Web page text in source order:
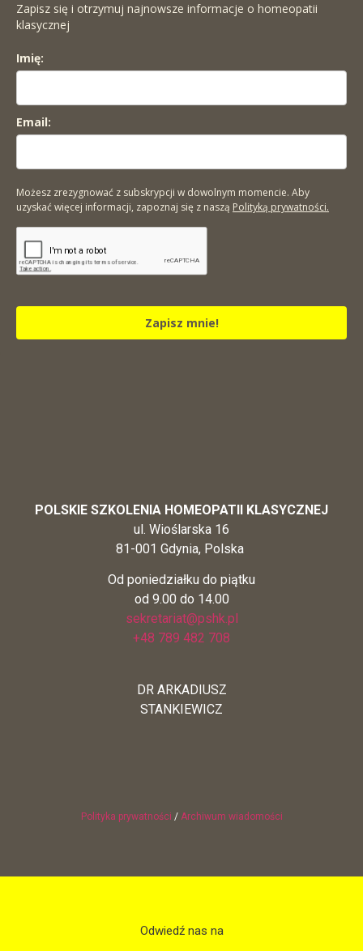
Zapisz się i otrzymuj najnowsze informacje o homeopatii
klasycznej
Imię:
Email:
Możesz zrezygnować z subskrypcji w dowolnym momencie. Aby
uzyskać więcej informacji, zapoznaj się z naszą Polityką prywatności.
Zapisz mnie!
POLSKIE SZKOLENIA HOMEOPATII KLASYCZNEJ
ul. Wioślarska 16
81-001 Gdynia, Polska
Od poniedziałku do piątku
od 9.00 do 14.00
sekretariat@pshk.pl
+48 789 482 708
DR ARKADIUSZ
STANKIEWICZ
Polityka prywatności / Archiwum wiadomości
Odwiedź nas na